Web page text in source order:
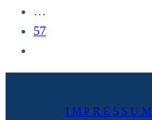
…
57
nächsten
IMPRESSUM